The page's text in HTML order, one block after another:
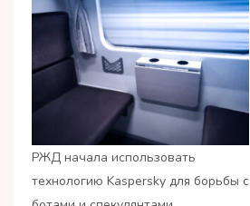
РЖД начала использовать
технологию Kaspersky для борьбы с